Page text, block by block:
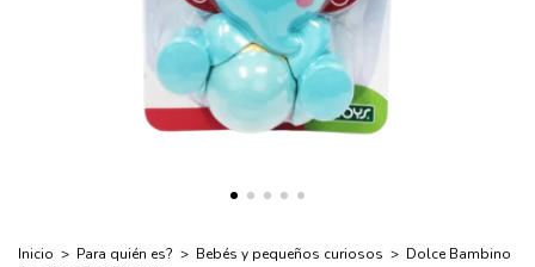
Inicio > Para quién es? > Bebés y pequeños curiosos > Dolce Bambino